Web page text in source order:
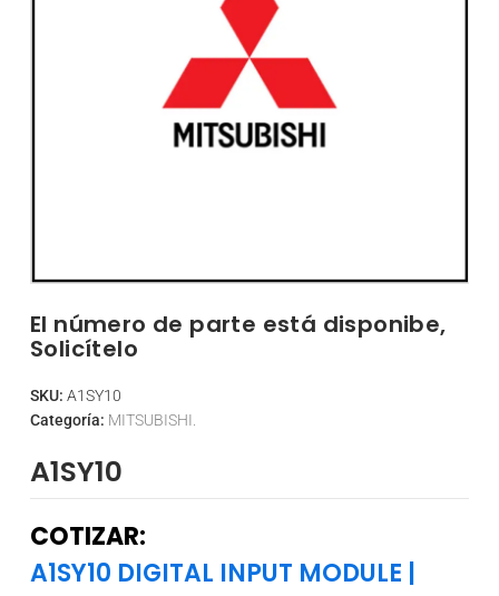
El número de parte está disponibe,
Solicítelo
SKU: A1SY10
Categoría: MITSUBISHI.
A1SY10
COTIZAR:
A1SY10 DIGITAL INPUT MODULE |